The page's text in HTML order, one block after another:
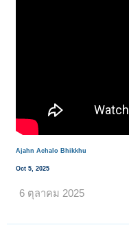
Ajahn Achalo Bhikkhu
Oct 5, 2025
6 ตุลาคม 2025